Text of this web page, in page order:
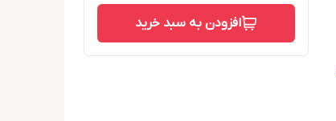
افزودن به سبد خرید